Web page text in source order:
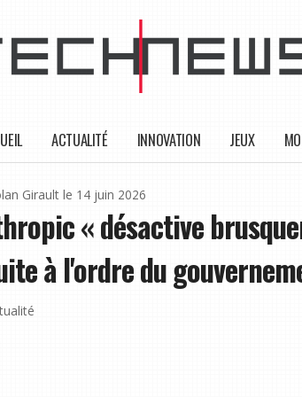
ACTUALITÉ INNOVATION JEUX
Girault le 14 juin 2026
« désactive
à l'ordre du